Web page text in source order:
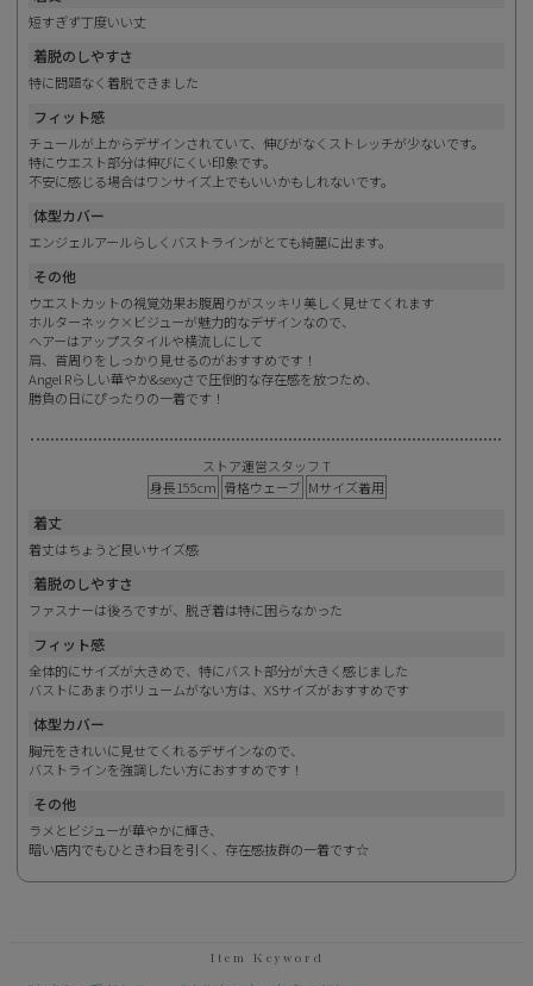
短すぎず丁度いい丈
着脱のしやすさ
特に問題なく着脱できました
フィット感
チュールが上からデザインされていて、伸びがなくストレッチが少ないです。
特にウエスト部分は伸びにくい印象です。
不安に感じる場合はワンサイズ上でもいいかもしれないです。
体型カバー
エンジェルアールらしくバストラインがとても綺麗に出ます。
その他
ウエストカットの視覚効果お腹周りがスッキリ美しく見せてくれます
ホルターネック×ビジューが魅力的なデザインなので、
ヘアーはアップスタイルや横流しにして
肩、首周りをしっかり見せるのがおすすめです！
Angel Rらしい華やか&sexyさで圧倒的な存在感を放つため、
勝負の日にぴったりの一着です！
ストア運営スタッフ T
身長155cm 骨格ウェーブ Mサイズ着用
着丈
着丈はちょうど良いサイズ感
着脱のしやすさ
ファスナーは後ろですが、脱ぎ着は特に困らなかった
フィット感
全体的にサイズが大きめで、特にバスト部分が大きく感じました
バストにあまりボリュームがない方は、XSサイズがおすすめです
体型カバー
胸元をきれいに見せてくれるデザインなので、
バストラインを強調したい方におすすめです！
その他
ラメとビジューが華やかに輝き、
暗い店内でもひときわ目を引く、存在感抜群の一着です☆